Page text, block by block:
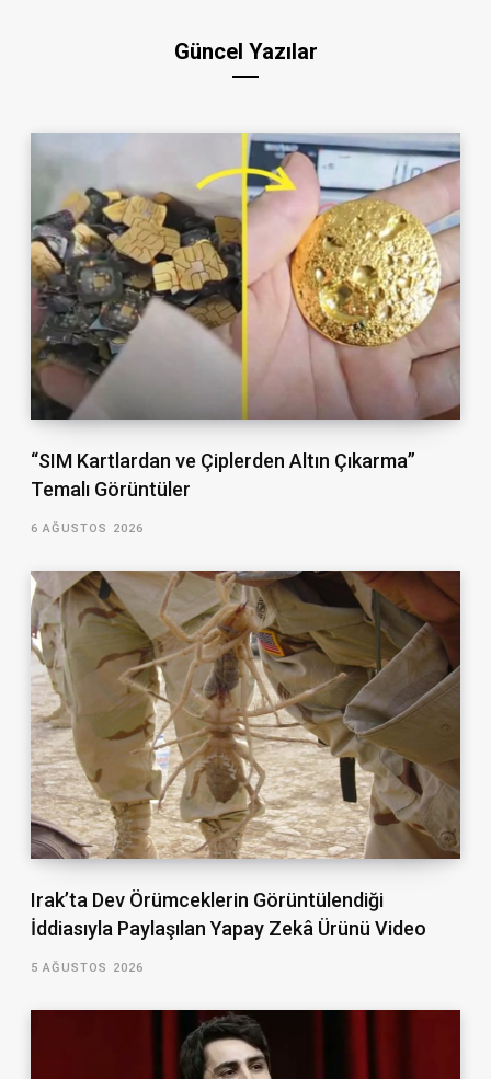
Güncel Yazılar
“SIM Kartlardan ve Çiplerden Altın Çıkarma”
Temalı Görüntüler
6 AĞUSTOS 2026
Irak’ta Dev Örümceklerin Görüntülendiği
İddiasıyla Paylaşılan Yapay Zekâ Ürünü Video
5 AĞUSTOS 2026